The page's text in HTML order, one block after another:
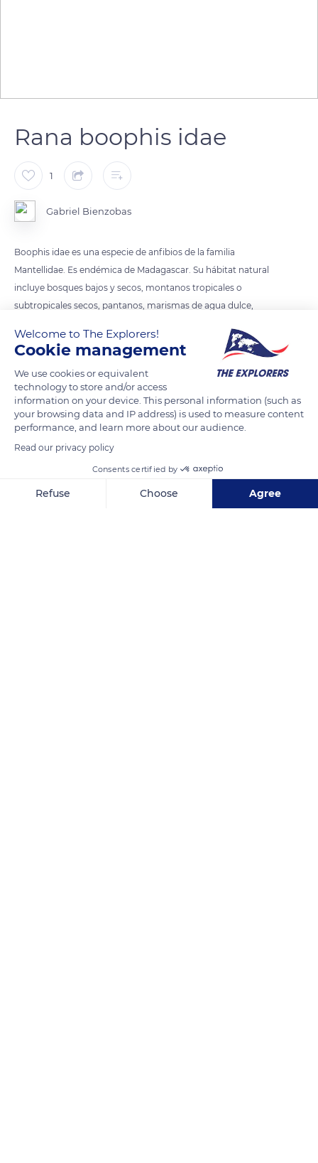
Rana boophis idae
1
Gabriel Bienzobas
Boophis idae es una especie de anfibios de la familia
Mantellidae. Es endémica de Madagascar. Su hábitat natural
incluye bosques bajos y secos, montanos tropicales o
subtropicales secos, pantanos, marismas de agua dulce,
rurales, zonas previamente boscosas ahora muy degradadas
y estanques. Está amenazada de extinción por la pérdida de
su hábitat natural.
READ MORE TRANSLATE
Welcome to The Explorers!
Cookie management
We use cookies or equivalent
technology to store and/or access
information on your device. This personal information (such as
your browsing data and IP address) is used to measure content
performance, and learn more about our audience.
Read our privacy policy
Consents certified by
Refuse Choose Agree